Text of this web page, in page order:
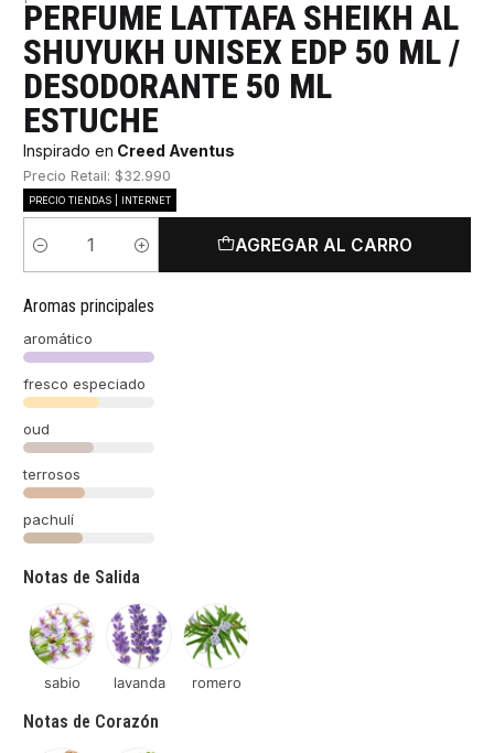
PERFUME LATTAFA SHEIKH AL
SHUYUKH UNISEX EDP 50 ML /
DESODORANTE 50 ML
ESTUCHE
Inspirado en Creed Aventus
Precio Retail: $32.990
PRECIO TIENDAS | INTERNET
Cantidad
AGREGAR AL CARRO
Aromas principales
aromático
fresco especiado
oud
terrosos
pachulí
Notas de Salida
sabio lavanda romero
Notas de Corazón